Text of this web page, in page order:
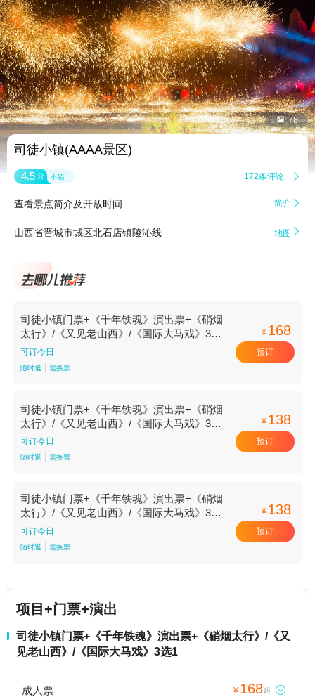
 78
司徒小镇(AAAA景区)
4.5 分 不错 172条评论 
查看景点简介及开放时间 简介 
山西省晋城市城区北石店镇陵沁线 地图 
司徒小镇门票+《千年铁魂》演出票+《硝烟
太行》/《又见老山西》/《国际大马戏》3选
1成人票-标准价
可订今日
随时退 需换票
¥ 168
预订
司徒小镇门票+《千年铁魂》演出票+《硝烟
太行》/《又见老山西》/《国际大马戏》3选
1优待票(儿童/学生/残疾人等)-标准价
可订今日
随时退 需换票
¥ 138
预订
司徒小镇门票+《千年铁魂》演出票+《硝烟
太行》/《又见老山西》/《国际大马戏》3选
1儿童票-标准价
可订今日
随时退 需换票
¥ 138
预订
项目+门票+演出
司徒小镇门票+《千年铁魂》演出票+《硝烟太行》/《又
见老山西》/《国际大马戏》3选1
成人票 ¥ 168起 
